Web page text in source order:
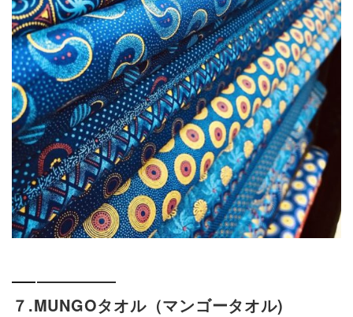
７.MUNGOタオル（マンゴータオル)